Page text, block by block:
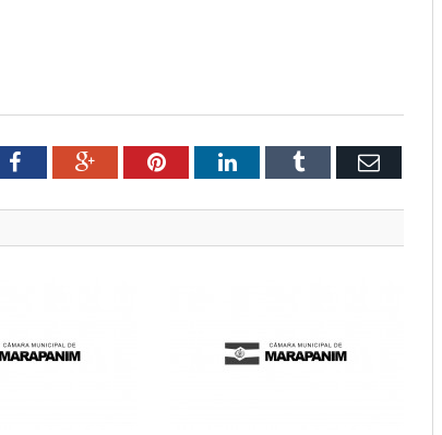
FacebookGoogle+PinterestLinkedInTumblr Email